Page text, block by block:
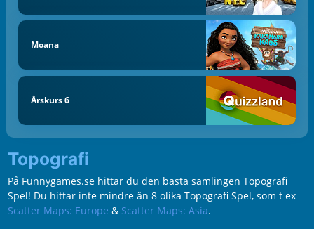
Moana
Årskurs 6
Topografi
På Funnygames.se hittar du den bästa samlingen Topografi
Spel! Du hittar inte mindre än 8 olika Topografi Spel, som t ex
Scatter Maps: Europe & Scatter Maps: Asia.